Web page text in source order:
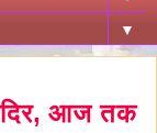
▼
आज तक